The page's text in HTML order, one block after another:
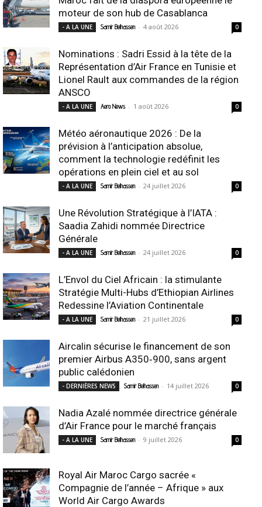
moteur de son hub de Casablanca
- A LA UNE Samir Belhassen - 4 août 2026 0
Nominations : Sadri Essid à la tête de la
Représentation d’Air France en Tunisie et
Lionel Rault aux commandes de la région
ANSCO
- A LA UNE Aero News - 1 août 2026 0
Météo aéronautique 2026 : De la
prévision à l’anticipation absolue,
comment la technologie redéfinit les
opérations en plein ciel et au sol
- A LA UNE Samir Belhassen - 24 juillet 2026 0
Une Révolution Stratégique à l’IATA :
Saadia Zahidi nommée Directrice
Générale
- A LA UNE Samir Belhassen - 24 juillet 2026 0
L’Envol du Ciel Africain : la stimulante
Stratégie Multi-Hubs d’Ethiopian Airlines
Redessine l’Aviation Continentale
- A LA UNE Samir Belhassen - 21 juillet 2026 0
Aircalin sécurise le financement de son
premier Airbus A350‑900, sans argent
public calédonien
- DERNIÈRES NEWS Samir Belhassen - 14 juillet 2026 0
Nadia Azalé nommée directrice générale
d’Air France pour le marché français
- A LA UNE Samir Belhassen - 9 juillet 2026 0
Royal Air Maroc Cargo sacrée «
Compagnie de l’année – Afrique » aux
World Air Cargo Awards